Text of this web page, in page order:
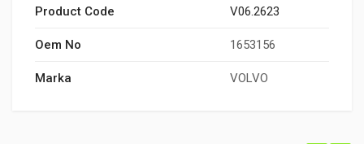
Product Code V06.2623
Oem No 1653156
Marka VOLVO